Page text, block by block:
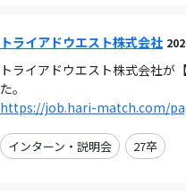
トライアドウエスト株式会社
トライアドウエスト株式会社が
た。
https://job.hari-match.com/
インターン・説明会 27卒